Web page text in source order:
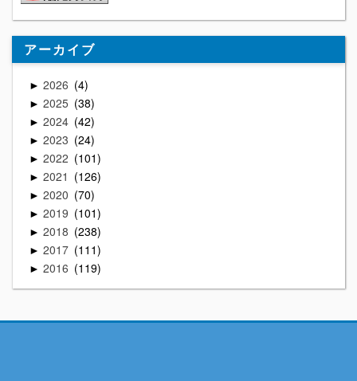
アーカイブ
► 2026 4
► 2025 38
► 2024 42
► 2023 24
► 2022 101
► 2021 126
► 2020 70
► 2019 101
► 2018 238
► 2017 111
► 2016 119